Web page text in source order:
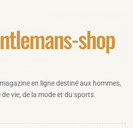
en ligne destiné aux hommes,
vie, de la mode et du sports.